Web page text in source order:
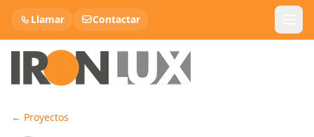
Llamar Contactar
Panel Sandwich Teja
← Proyectos